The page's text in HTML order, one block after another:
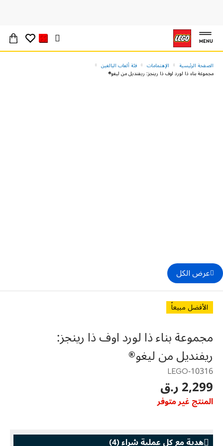
MENU
الصفحة الرئيسية الإهتمامات فئة ألعاب البالغين
مجموعة بناء ذا لورد اوف ذا رينجز: ريفنديل من ليغو®
عرض الكل
الأفضل مبيعاً
مجموعة بناء ذا لورد اوف ذا رينجز:
ريفنديل من ليغو®
10316-LEGO
2,299 ر.ق
المنتج غير متوفر
هدية مع كل عملية شراء(
4
)